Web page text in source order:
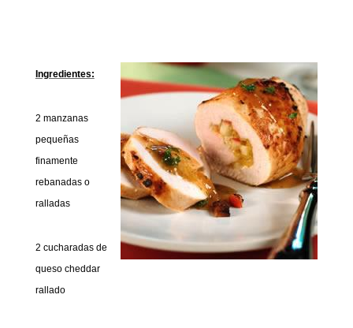
Ingredientes:
2 manzanas
pequeñas
finamente
rebanadas o
ralladas
2 cucharadas de
queso cheddar
rallado